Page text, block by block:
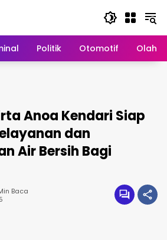
Politik Otomotif
Anoa Kendari Siap
dan
Air Bersih Bagi
Baca